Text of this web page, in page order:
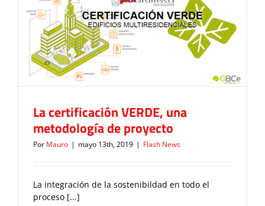
La certificación VERDE, una
metodología de proyecto
Flash News
La certificación VERDE, una
metodología de proyecto
Por Mauro | mayo 13th, 2019 | Flash News
La integración de la sostenibildad en todo el
proceso [...]